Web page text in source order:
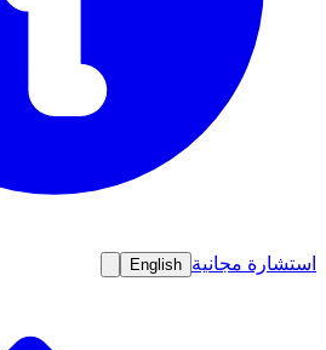
استشارة مجانية English